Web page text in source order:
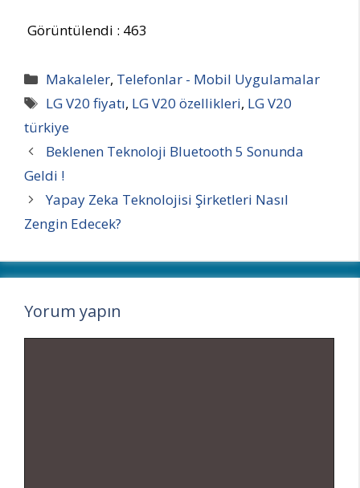
Görüntülendi : 463
Kategoriler
Makaleler, Telefonlar - Mobil Uygulamalar
Etiketler
LG V20 fiyatı, LG V20 özellikleri, LG V20
türkiye
Beklenen Teknoloji Bluetooth 5 Sonunda
Geldi !
Yapay Zeka Teknolojisi Şirketleri Nasıl
Zengin Edecek?
Yorum yapın